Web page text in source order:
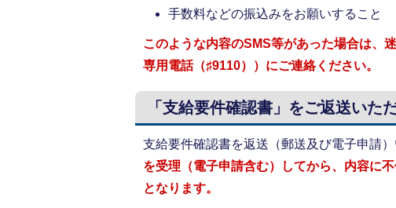
手数料などの振込みをお願いすること
このような内容のSMS等があった場合は、
専用電話（♯9110））にご連絡ください。
「支給要件確認書」をご返送いた
支給要件確認書を返送（郵送及び電子申請
を受理（電子申請含む）してから、内容に
となります。